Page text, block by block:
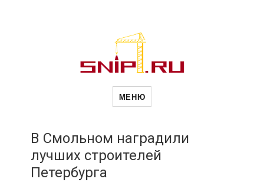
Новости
рубрики
МЕНЮ
В Смольном наградили
лучших строителей
Петербурга